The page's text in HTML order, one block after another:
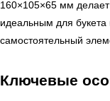
160×105×65 мм делает
идеальным для букета
самостоятельный
Ключевые